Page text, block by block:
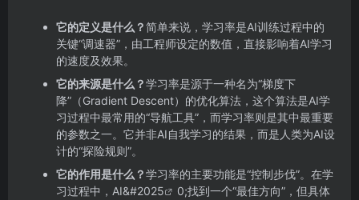
它的定义是什么？简单来说，学习率是AI训练过程中的
关键“调速器”，由工程师设定的数值，直接影响着AI学习
的速度及效果。
它的来源是什么？学习率是源于一种名为“梯度下
降”（Gradient Descent）的优化算法，这个算法是AI学
习过程中最常用的“导航工具”，而学习率则是其中最重要
的参数之一。它并非AI自我学习的结果，而是人类为AI设
计的“探险规则”。
它的作用是什么？学习率的主要功能是“控制步伐”。在学
习过程中，AI&#2025
0;找到一个“最佳方向”，但具体